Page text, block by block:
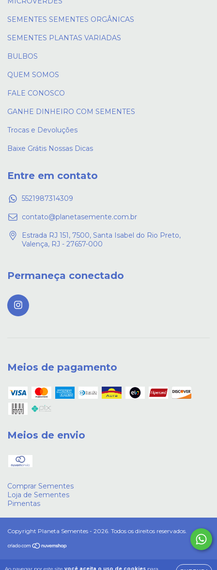
Ao navegar por este site você aceita o uso de cookies para
SEMENTES SEMENTES ORGÂNICAS
SEMENTES PLANTAS VARIADAS
BULBOS
QUEM SOMOS
FALE CONOSCO
GANHE DINHEIRO COM SEMENTES
Trocas e Devoluções
Baixe Grátis Nossas Dicas
Entre em contato
5521987314309
contato@planetasemente.com.br
Estrada RJ 151, 7500, Santa Isabel do Rio Preto,
Valença, RJ - 27657-000
Permaneça conectado
Meios de pagamento
Meios de envio
Comprar Sementes
Loja de Sementes
Pimentas
Copyright Planeta Sementes - 2026. Todos os direitos reservados.